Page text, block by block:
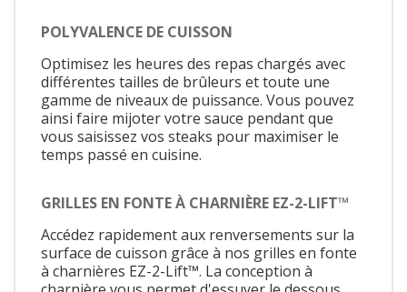
POLYVALENCE DE CUISSON
Optimisez les heures des repas chargés avec
différentes tailles de brûleurs et toute une
gamme de niveaux de puissance. Vous pouvez
ainsi faire mijoter votre sauce pendant que
vous saisissez vos steaks pour maximiser le
temps passé en cuisine.
GRILLES EN FONTE À CHARNIÈRE EZ-2-LIFT™
Accédez rapidement aux renversements sur la
surface de cuisson grâce à nos grilles en fonte
à charnières EZ-2-Lift™. La conception à